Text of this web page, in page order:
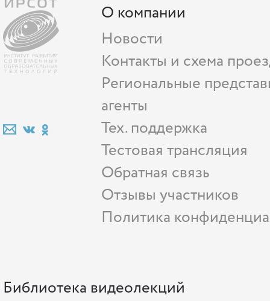
О компании
Новости
Контакты и схема
Региональные
агенты
Тех. поддержка
Тестовая трансляция
Обратная связь
Отзывы участников
Политика
Библиотека видеолекций